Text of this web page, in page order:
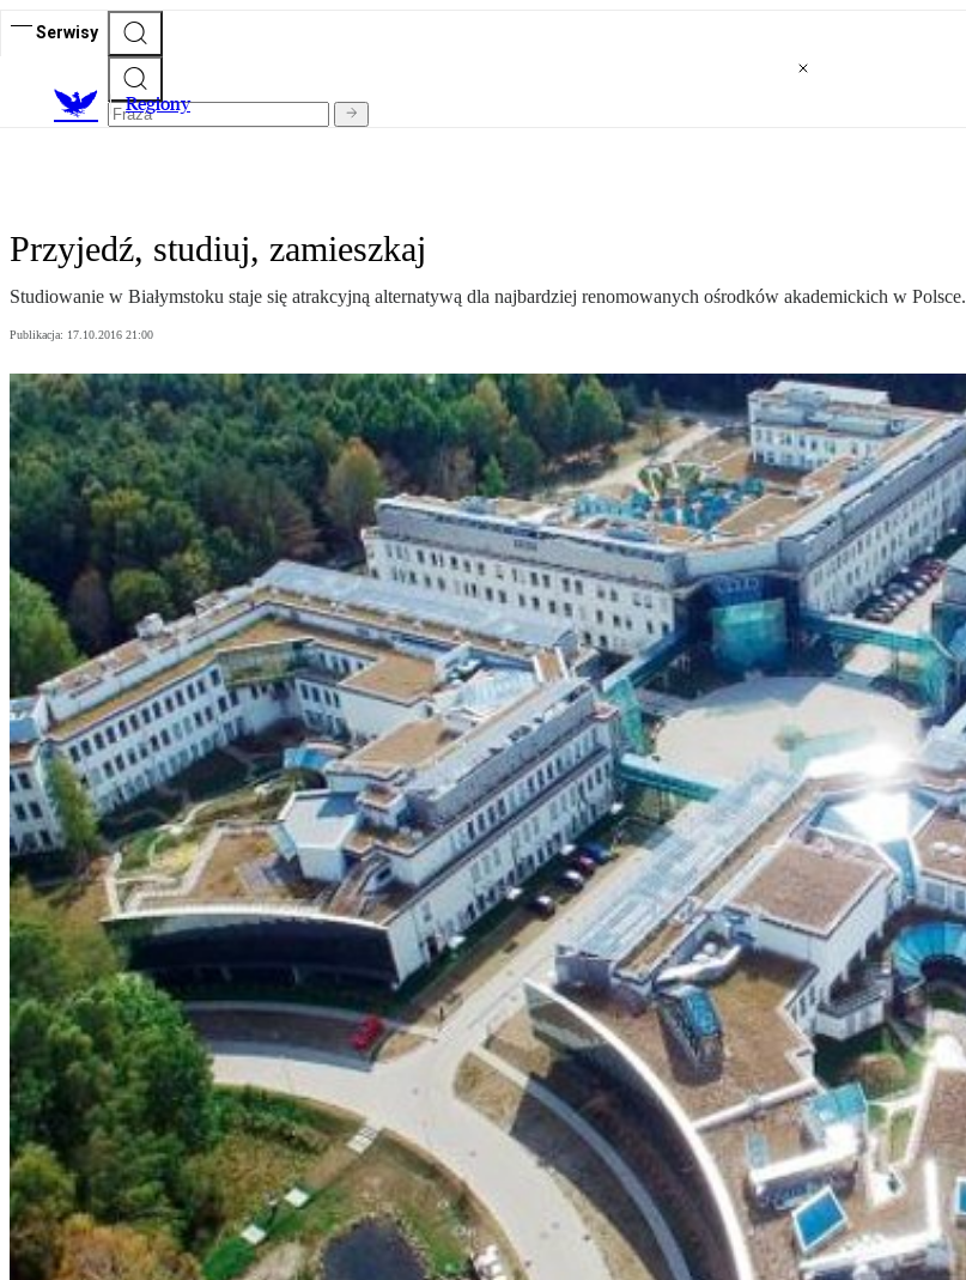
Serwisy
Regiony
Przyjedź, studiuj, zamieszkaj
Studiowanie w Białymstoku staje się atrakcyjną alternatywą dla najbardziej renomowanych ośrodków akademickich w Polsce.
Publikacja: 17.10.2016 21:00